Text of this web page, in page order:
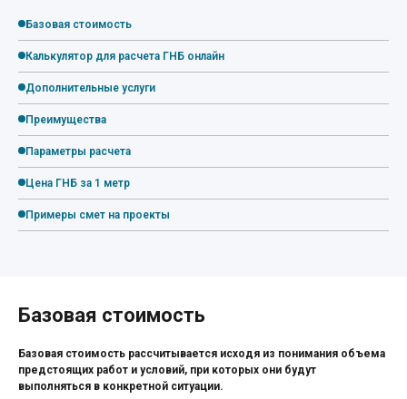
Базовая стоимость
Калькулятор для расчета ГНБ онлайн
Дополнительные услуги
Преимущества
Параметры расчета
Цена ГНБ за 1 метр
Примеры смет на проекты
Базовая стоимость
Базовая стоимость рассчитывается исходя из понимания объема
предстоящих работ и условий, при которых они будут
выполняться в конкретной ситуации.